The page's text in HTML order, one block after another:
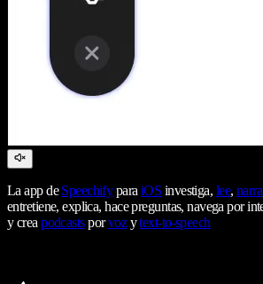
La app deSpeechifyparaiOS investiga, lee, narra
entretiene, explica, hace preguntas, navega por
y creapodcastsporvozytext-to-speech